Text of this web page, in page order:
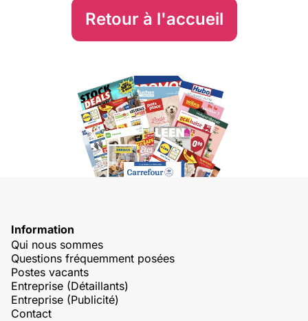
Retour à l'accueil
Information
Qui nous sommes
Questions fréquemment posées
Postes vacants
Entreprise (Détaillants)
Entreprise (Publicité)
Contact